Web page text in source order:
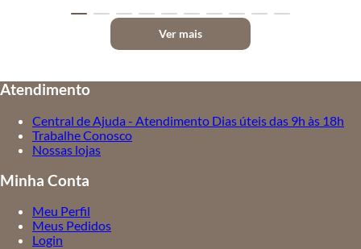
Ver mais
Atendimento
Central de Ajuda - Atendimento Dias úteis das 9h às 18h
Trabalhe Conosco
Nossas lojas
Minha Conta
Meu Perfil
Meus Pedidos
Login